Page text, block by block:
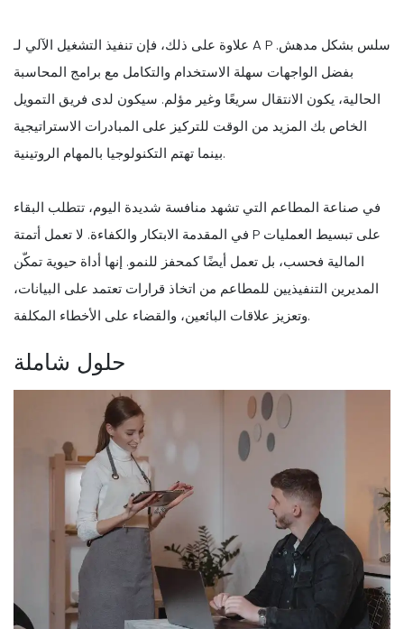
علاوة على ذلك، فإن تنفيذ التشغيل الآلي لـ A P سلس بشكل مدهش.
بفضل الواجهات سهلة الاستخدام والتكامل مع برامج المحاسبة
الحالية، يكون الانتقال سريعًا وغير مؤلم. سيكون لدى فريق التمويل
الخاص بك المزيد من الوقت للتركيز على المبادرات الاستراتيجية
بينما تهتم التكنولوجيا بالمهام الروتينية.
في صناعة المطاعم التي تشهد منافسة شديدة اليوم، تتطلب البقاء
في المقدمة الابتكار والكفاءة. لا تعمل أتمتة P على تبسيط العمليات
المالية فحسب، بل تعمل أيضًا كمحفز للنمو. إنها أداة حيوية تمكّن
المديرين التنفيذيين للمطاعم من اتخاذ قرارات تعتمد على البيانات،
وتعزيز علاقات البائعين، والقضاء على الأخطاء المكلفة.
حلول شاملة